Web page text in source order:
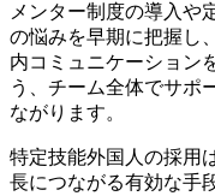
メンター制度の導入や
の悩みを早期に把握し
内コミュニケーション
う、チーム全体でサポ
ながります。
特定技能外国人の採用
長につながる有効な手